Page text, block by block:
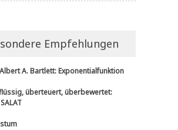
Empfehlungen
A. Bartlett: Exponentialfunktion
überteuert, überbewertet: